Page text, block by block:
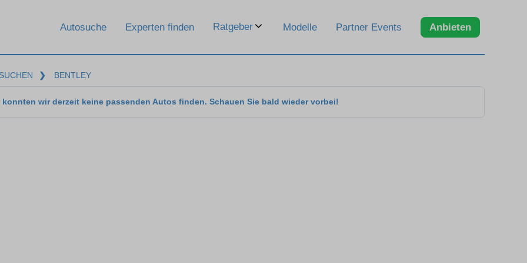
Autosuche Experten finden Ratgeber Modelle Partner Events Anbieten
❯ BENTLEY
konnten wir derzeit keine passenden Autos finden. Schauen Sie bald wieder vorbei!